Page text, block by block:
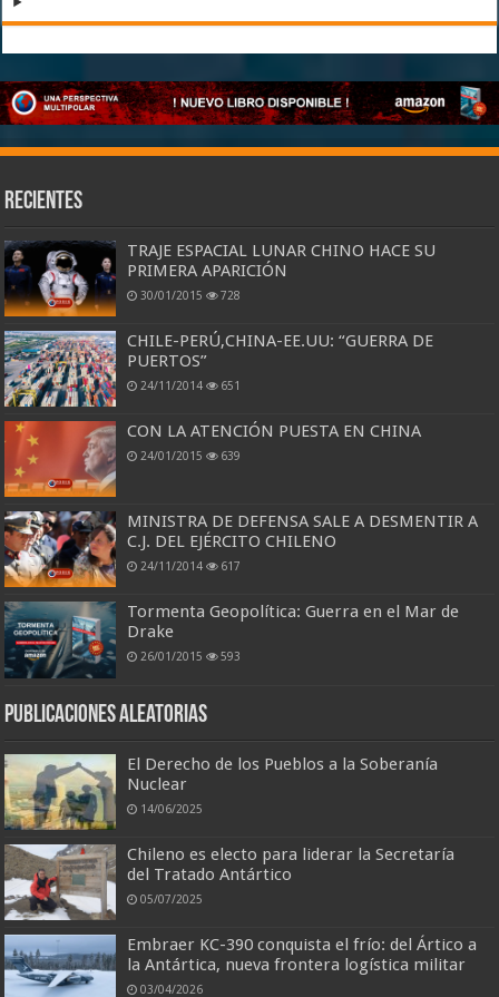
Recientes
TRAJE ESPACIAL LUNAR CHINO HACE SU
PRIMERA APARICIÓN
30/01/2015 728
CHILE-PERÚ,CHINA-EE.UU: “GUERRA DE
PUERTOS”
24/11/2014 651
CON LA ATENCIÓN PUESTA EN CHINA
24/01/2015 639
MINISTRA DE DEFENSA SALE A DESMENTIR A
C.J. DEL EJÉRCITO CHILENO
24/11/2014 617
Tormenta Geopolítica: Guerra en el Mar de
Drake
26/01/2015 593
Publicaciones aleatorias
El Derecho de los Pueblos a la Soberanía
Nuclear
14/06/2025
Chileno es electo para liderar la Secretaría
del Tratado Antártico
05/07/2025
Embraer KC-390 conquista el frío: del Ártico a
la Antártica, nueva frontera logística militar
03/04/2026